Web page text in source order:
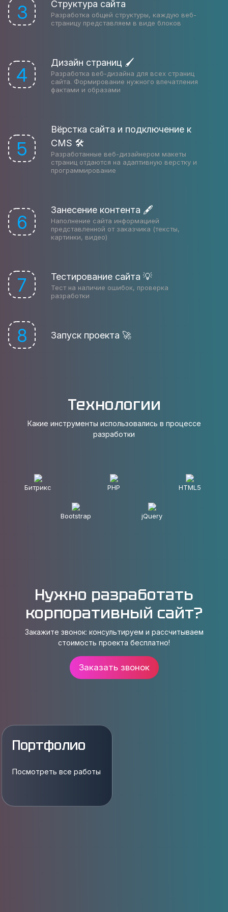
3 Структура сайта
Разработка общей структуры, каждую веб-
страницу представляем в виде блоков
4
Дизайн страниц 🖌
Разработка веб-дизайна для всех страниц
сайта. Формирование нужного впечатления
фактами и образами
5
Вёрстка сайта и подключение к
CMS 🛠
Разработанные веб-дизайнером макеты
страниц отдаются на адаптивную верстку и
программирование
6
Занесение контента 🖋
Наполнение сайта информацией
представленной от заказчика (тексты,
картинки, видео)
7 Тестирование сайта 💡
Тест на наличие ошибок, проверка
разработки
8 Запуск проекта 🚀
Технологии
Какие инструменты использовались в процессе
разработки
Битрикс PHP HTML5
Bootstrap jQuery
Нужно разработать
корпоративный сайт?
Закажите звонок: консультируем и рассчитываем
стоимость проекта бесплатно!
Заказать звонок
Портфолио
Посмотреть все работы